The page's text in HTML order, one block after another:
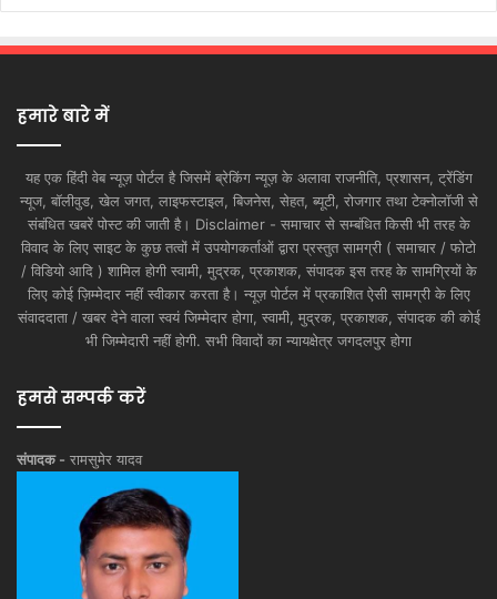
हमारे बारे में
यह एक हिंदी वेब न्यूज़ पोर्टल है जिसमें ब्रेकिंग न्यूज़ के अलावा राजनीति, प्रशासन, ट्रेंडिंग
न्यूज, बॉलीवुड, खेल जगत, लाइफस्टाइल, बिजनेस, सेहत, ब्यूटी, रोजगार तथा टेक्नोलॉजी से
संबंधित खबरें पोस्ट की जाती है। Disclaimer - समाचार से सम्बंधित किसी भी तरह के
विवाद के लिए साइट के कुछ तत्वों में उपयोगकर्ताओं द्वारा प्रस्तुत सामग्री ( समाचार / फोटो
/ विडियो आदि ) शामिल होगी स्वामी, मुद्रक, प्रकाशक, संपादक इस तरह के सामग्रियों के
लिए कोई ज़िम्मेदार नहीं स्वीकार करता है। न्यूज़ पोर्टल में प्रकाशित ऐसी सामग्री के लिए
संवाददाता / खबर देने वाला स्वयं जिम्मेदार होगा, स्वामी, मुद्रक, प्रकाशक, संपादक की कोई
भी जिम्मेदारी नहीं होगी. सभी विवादों का न्यायक्षेत्र जगदलपुर होगा
हमसे सम्पर्क करें
संपादक - रामसुमेर यादव